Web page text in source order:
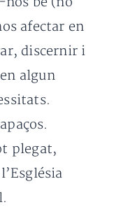
afectar en
discernir i
algun
plegat,